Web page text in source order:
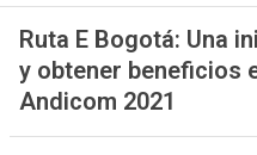
Ruta E Bogotá: Una
y obtener beneficios
Andicom 2021